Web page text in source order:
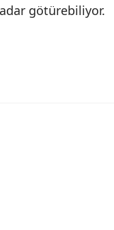
götürebiliyor.